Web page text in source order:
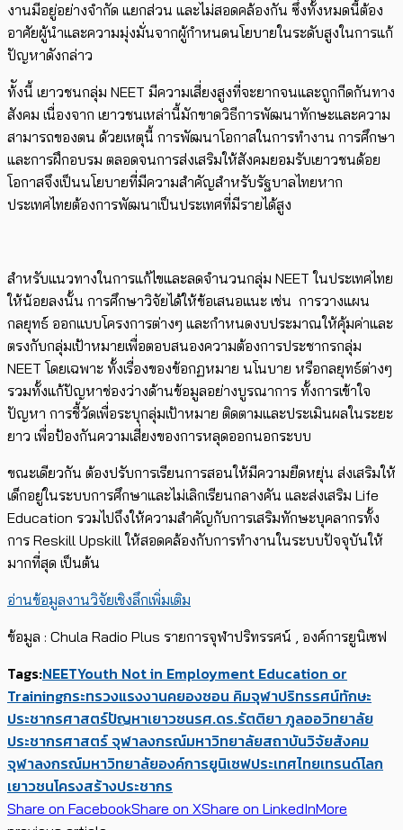
งานมีอยู่อย่างจำกัด แยกส่วน และไม่สอดคล้องกัน ซึ่งทั้งหมดนี้ต้อง
อาศัยผู้นำและความมุ่งมั่นจากผู้กำหนดนโยบายในระดับสูงในการแก้
ปัญหาดังกล่าว
ท้ังนี้ เยาวชนกลุ่ม NEET มีความเสี่ยงสูงที่จะยากจนและถูกกีดกันทาง
สังคม เนื่องจาก เยาวชนเหล่านี้มักขาดวิธีการพัฒนาทักษะและความ
สามารถของตน ด้วยเหตุนี้ การพัฒนาโอกาสในการทำงาน การศึกษา
และการฝึกอบรม ตลอดจนการส่งเสริมให้สังคมยอมรับเยาวชนด้อย
โอกาสจึงเป็นนโยบายที่มีความสำคัญสำหรับรัฐบาลไทยหาก
ประเทศไทยต้องการพัฒนาเป็นประเทศที่มีรายได้สูง
สำหรับแนวทางในการแก้ไขและลดจำนวนกลุ่ม NEET ในประเทศไทย
ให้น้อยลงนั้น การศึกษาวิจัยได้ให้ข้อเสนอแนะ เช่น การวางแผน
กลยุทธ์ ออกแบบโครงการต่างๆ และกำหนดงบประมาณให้คุ้มค่าและ
ตรงกับกลุ่มเป้าหมายเพื่อตอบสนองความต้องการประชากรกลุ่ม
NEET ​โดยเฉพาะ ทั้งเรื่องของข้อกฏหมาย นโนบาย หรือกลยุทธ์ต่างๆ
รวมทั้งแก้ปัญหาช่องว่างด้านข้อมูลอย่างบูรณาการ ทั้งการเข้าใจ
ปัญหา การชี้วัดเพื่อระบุกลุ่มเป้าหมาย ติดตามและประเมินผลในระยะ
ยาว เพื่อป้องกันความเสี่ยงของการหลุดออกนอกระบบ
ขณะเดียวกัน ต้องปรับการเรียนการสอนให้มีความยืดหยุ่น ส่งเสริมให้
เด็กอยู่ในระบบการศึกษาและไม่เลิกเรียนกลางคัน และส่งเสริม Life
Education รวมไปถึงให้ความสำคัญกับการเสริมทักษะบุคลากรทั้ง
การ Reskill Upskill ให้สอดคล้องกับการทำงานในระบบปัจจุบันให้
มากที่สุด เป็นต้น
อ่านข้อมูลงานวิจัยเชิงลึกเพิ่มเติม
ข้อมูล : Chula Radio Plus รายการจุฬาปริทรรศน์ , องค์การยูนิเซฟ
Tags:NEETYouth Not in Employment Education or
Trainingกระทรวงแรงงานคยองซอน คิมจุฬาปริทรรศน์ทักษะ
ประชากรศาสตร์ปัญหาเยาวชนรศ.ดร.รัตติยา ภูลออวิทยาลัย
ประชากรศาสตร์ จุฬาลงกรณ์มหาวิทยาลัยสถาบันวิจัยสังคม
จุฬาลงกรณ์มหาวิทยาลัยองค์การยูนิเซฟประเทศไทยเทรนด์โลก
เยาวชนโครงสร้างประชากร
Share on FacebookShare on XShare on LinkedInMore